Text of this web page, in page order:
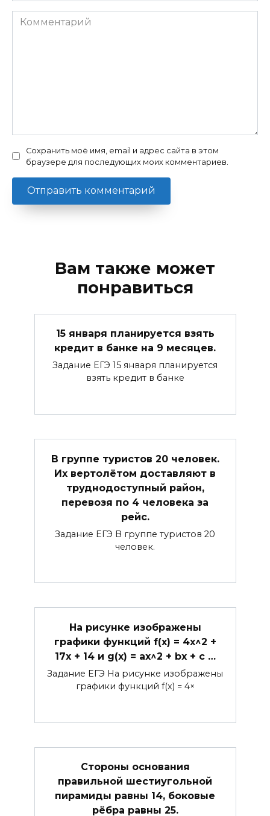
Комментарий
Сохранить моё имя, email и адрес сайта в этом
браузере для последующих моих комментариев.
Вам также может
понравиться
15 января планируется взять
кредит в банке на 9 месяцев.
Задание ЕГЭ 15 января планируется
взять кредит в банке
В группе туристов 20 человек.
Их вертолётом доставляют в
труднодоступный район,
перевозя по 4 человека за
рейс.
Задание ЕГЭ В группе туристов 20
человек.
На рисунке изображены
графики функций f(x) = 4x^2 +
17x + 14 и g(x) = ax^2 + bx + c …
Задание ЕГЭ На рисунке изображены
графики функций f(x) = 4×
Стороны основания
правильной шестиугольной
пирамиды равны 14, боковые
рёбра равны 25.